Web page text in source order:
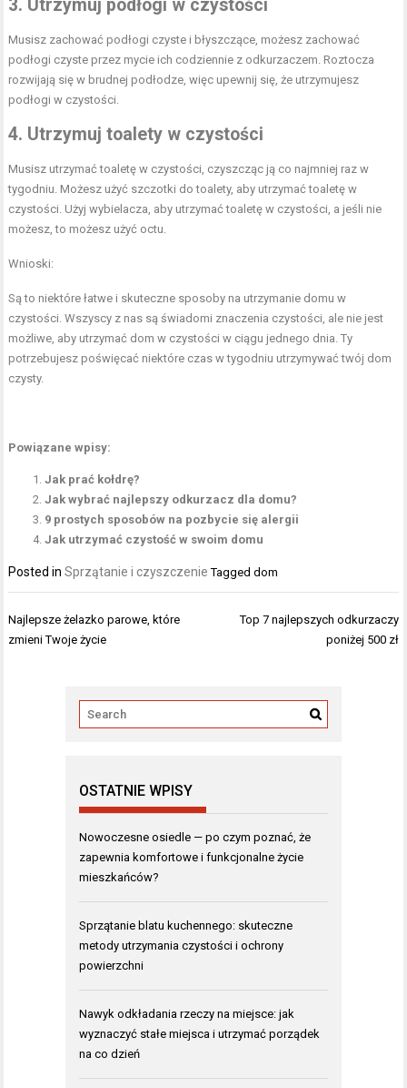
3. Utrzymuj podłogi w czystości
Musisz zachować podłogi czyste i błyszczące, możesz zachować
podłogi czyste przez mycie ich codziennie z odkurzaczem. Roztocza
rozwijają się w brudnej podłodze, więc upewnij się, że utrzymujesz
podłogi w czystości.
4. Utrzymuj toalety w czystości
Musisz utrzymać toaletę w czystości, czyszcząc ją co najmniej raz w
tygodniu. Możesz użyć szczotki do toalety, aby utrzymać toaletę w
czystości. Użyj wybielacza, aby utrzymać toaletę w czystości, a jeśli nie
możesz, to możesz użyć octu.
Wnioski:
Są to niektóre łatwe i skuteczne sposoby na utrzymanie domu w
czystości. Wszyscy z nas są świadomi znaczenia czystości, ale nie jest
możliwe, aby utrzymać dom w czystości w ciągu jednego dnia. Ty
potrzebujesz poświęcać niektóre czas w tygodniu utrzymywać twój dom
czysty.
Powiązane wpisy:
Jak prać kołdrę?
Jak wybrać najlepszy odkurzacz dla domu?
9 prostych sposobów na pozbycie się alergii
Jak utrzymać czystość w swoim domu
Posted inSprzątanie i czyszczenie Taggeddom
Nawigacja
wpisu
Najlepsze żelazko parowe, które
zmieni Twoje życie
Top 7 najlepszych odkurzaczy
poniżej 500 zł
OSTATNIE WPISY
Nowoczesne osiedle — po czym poznać, że
zapewnia komfortowe i funkcjonalne życie
mieszkańców?
Sprzątanie blatu kuchennego: skuteczne
metody utrzymania czystości i ochrony
powierzchni
Nawyk odkładania rzeczy na miejsce: jak
wyznaczyć stałe miejsca i utrzymać porządek
na co dzień